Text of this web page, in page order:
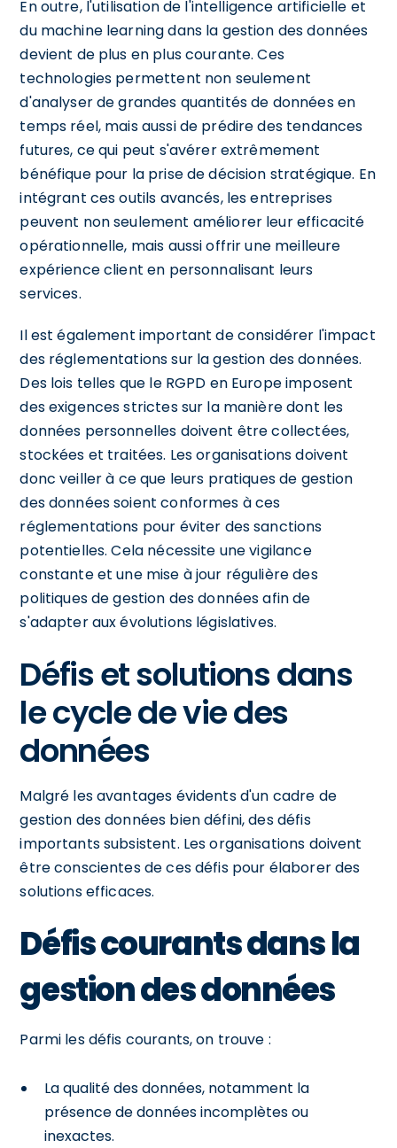
En outre, l'utilisation de l'intelligence artificielle et
du machine learning dans la gestion des données
devient de plus en plus courante. Ces
technologies permettent non seulement
d'analyser de grandes quantités de données en
temps réel, mais aussi de prédire des tendances
futures, ce qui peut s'avérer extrêmement
bénéfique pour la prise de décision stratégique. En
intégrant ces outils avancés, les entreprises
peuvent non seulement améliorer leur efficacité
opérationnelle, mais aussi offrir une meilleure
expérience client en personnalisant leurs
services.
Il est également important de considérer l'impact
des réglementations sur la gestion des données.
Des lois telles que le RGPD en Europe imposent
des exigences strictes sur la manière dont les
données personnelles doivent être collectées,
stockées et traitées. Les organisations doivent
donc veiller à ce que leurs pratiques de gestion
des données soient conformes à ces
réglementations pour éviter des sanctions
potentielles. Cela nécessite une vigilance
constante et une mise à jour régulière des
politiques de gestion des données afin de
s'adapter aux évolutions législatives.
Défis et solutions dans
le cycle de vie des
données
Malgré les avantages évidents d'un cadre de
gestion des données bien défini, des défis
importants subsistent. Les organisations doivent
être conscientes de ces défis pour élaborer des
solutions efficaces.
Défis courants dans la
gestion des données
Parmi les défis courants, on trouve :
La qualité des données, notamment la
présence de données incomplètes ou
inexactes.